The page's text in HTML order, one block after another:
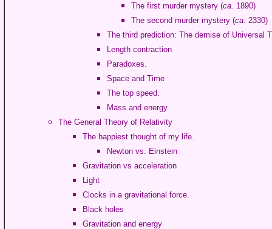
The first murder mystery (ca. 1890)
The second murder mystery (ca. 2330)
The third prediction: The demise of Universal
Length contraction
Paradoxes.
Space and Time
The top speed.
Mass and energy.
The General Theory of Relativity
The happiest thought of my life.
Newton vs. Einstein
Gravitation vs acceleration
Light
Clocks in a gravitational force.
Black holes
Gravitation and energy